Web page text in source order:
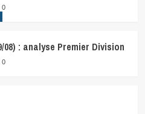
0
: analyse Premier Division
0